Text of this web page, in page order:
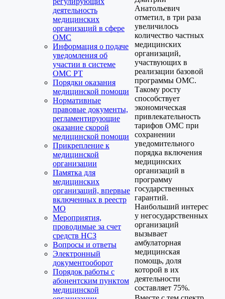
деятельность
медицинских
организаций в сфере
ОМС
Информация о подаче
уведомления об
участии в системе
ОМС РТ
Порядки оказания
медицинской помощи
Нормативные
правовые документы,
регламентирующие
оказание скорой
медицинской помощи
Прикрепление к
медицинской
организации
Памятка для
медицинских
организаций, впервые
включенных в реестр
МО
Мероприятия,
проводимые за счет
средств НСЗ
Вопросы и ответы
Электронный
документооборот
Порядок работы с
абонентским пунктом
медицинской
Анатольевич
отметил, в три раза
увеличилось
количество частных
медицинских
организаций,
участвующих в
реализации базовой
программы ОМС.
Такому росту
способствует
экономическая
привлекательность
тарифов ОМС при
сохранении
уведомительного
порядка включения
медицинских
организаций в
программу
государственных
гарантий.
Наибольший интерес
у негосударственных
организаций
вызывает
амбулаторная
медицинская
помощь, доля
которой в их
деятельности
составляет 75%.